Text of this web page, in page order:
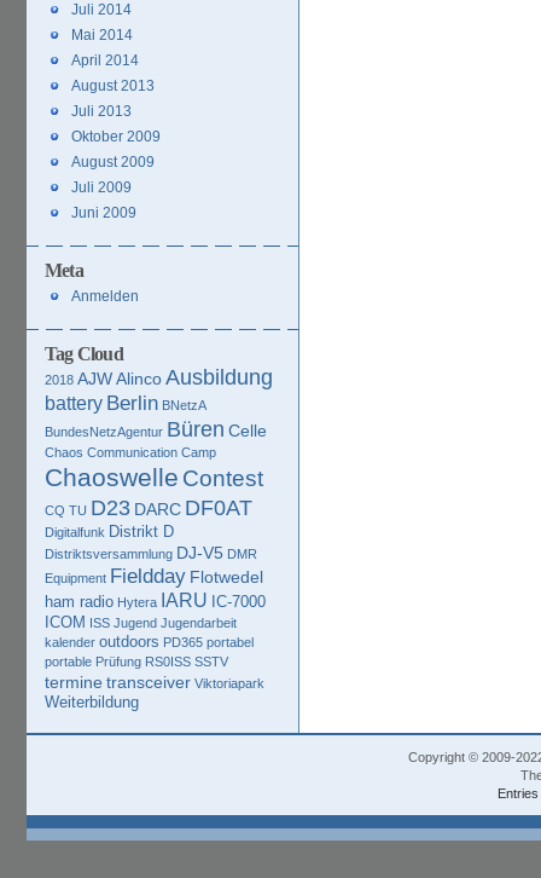
Juli 2014
Mai 2014
April 2014
August 2013
Juli 2013
Oktober 2009
August 2009
Juli 2009
Juni 2009
Meta
Anmelden
Tag Cloud
2018 AJWAlincoAusbildung
battery Berlin BNetzA
BundesNetzAgentur Büren Celle
Chaos Communication Camp
Chaoswelle Contest
CQ TU D23 DARC DF0AT
Digitalfunk Distrikt D
Distriktsversammlung DJ-V5 DMR
Equipment Fieldday Flotwedel
ham radio Hytera IARU IC-7000
ICOM ISS Jugend Jugendarbeit
kalender outdoors PD365 portabel
portable Prüfung RS0ISS SSTV
termine transceiver Viktoriapark
Weiterbildung
Copyright © 2009-